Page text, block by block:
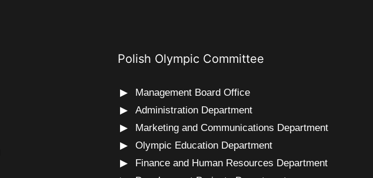
Polish Olympic Committee
Management Board Office
Administration Department
Marketing and Communications Department
Olympic Education Department
Finance and Human Resources Department